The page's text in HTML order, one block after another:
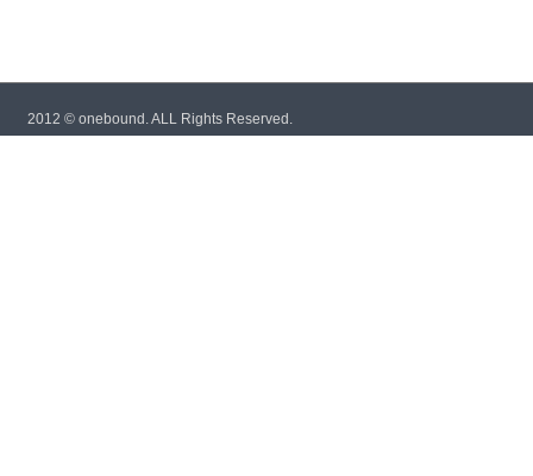
2012 © onebound. ALL Rights Reserved.